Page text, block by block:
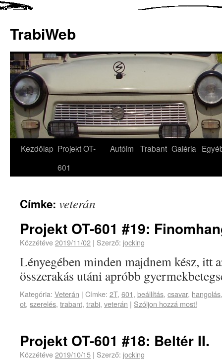
TrabiWeb
Kezdőlap Projekt OT-
601
Autóim Trabant Galéria
Címke: veterán
Projekt OT-601 #19:
Közzétéve2019/11/02 | Szerző: jocking
Lényegében minden majdnem kész, itt
összerakás utáni apróbb
Kategória: Veterán | Címke: 2T, 601, beállítás, csavar, hangolás
ot, szerelés, trabant, trabi, veterán | Szóljon hozzá most!
Projekt OT-601 #18: Beltér II.
Közzétéve2019/10/15 | Szerző: jocking